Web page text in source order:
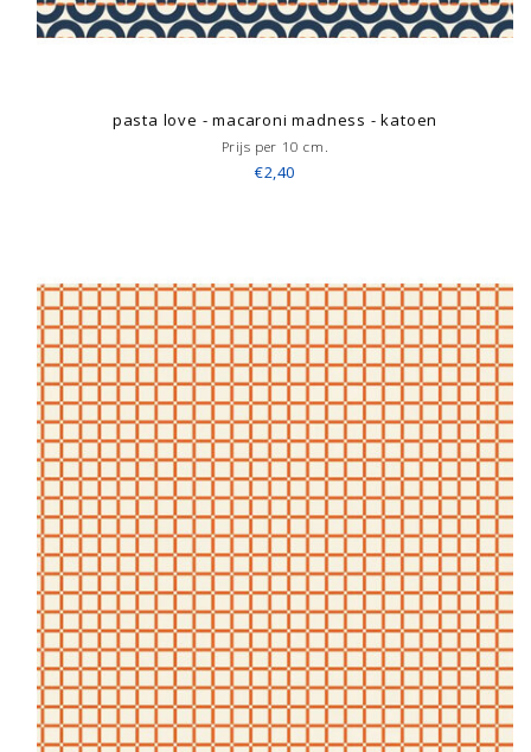
pasta love - macaroni madness - katoen
Prijs per 10 cm.
€2,40